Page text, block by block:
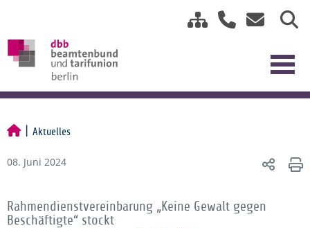
Aktuelles
08. Juni 2024
Rahmendienstvereinbarung „Keine Gewalt gegen
Beschäftigte“ stockt